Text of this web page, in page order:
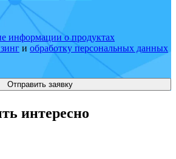
информации о продуктах
и обработку персональных данных
интересно